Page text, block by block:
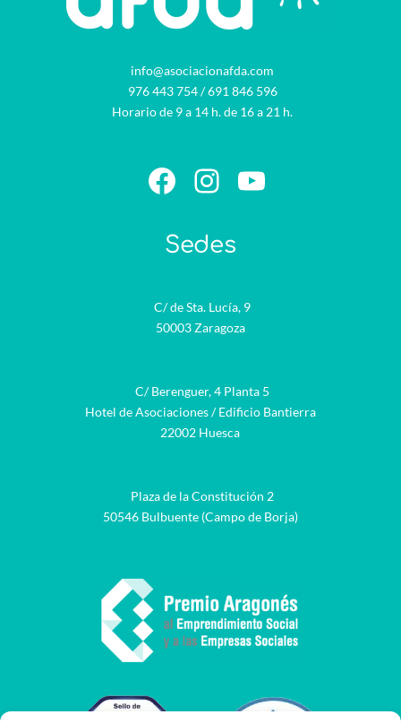
info@asociacionafda.com
976 443 754/691 846 596
Horario de 9 a 14 h. de 16 a 21 h.
Facebook
Instagram
YouTube
Sedes
C/ de Sta. Lucía, 9
50003 Zaragoza
C/ Berenguer, 4 Planta 5
Hotel de Asociaciones / Edificio Bantierra
22002 Huesca
Plaza de la Constitución 2
50546 Bulbuente (Campo de Borja)